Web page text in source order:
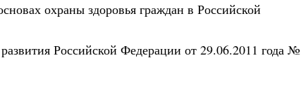
охраны здоровья граждан в Российской
Российской Федерации от 29.06.2011 года №